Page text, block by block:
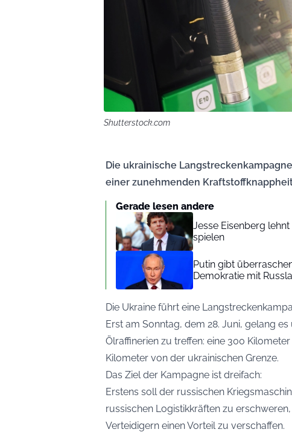
Shutterstock.com
Die ukrainische
einer zunehmenden
Gerade lesen andere
Jesse Eisenberg
spielen
Putin gibt
Demokratie mit
Die Ukraine führt eine
Erst am Sonntag, dem 28. Juni, gelang
Ölraffinerien zu treffen: eine 300
Kilometer von der ukrainischen Grenze.
Das Ziel der Kampagne ist dreifach:
Erstens soll der russischen
russischen Logistikkräften zu
Verteidigern einen Vorteil zu verschaffen.